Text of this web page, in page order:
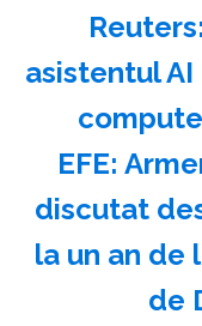
asistentul
EFE:
discutat
la un an de
de